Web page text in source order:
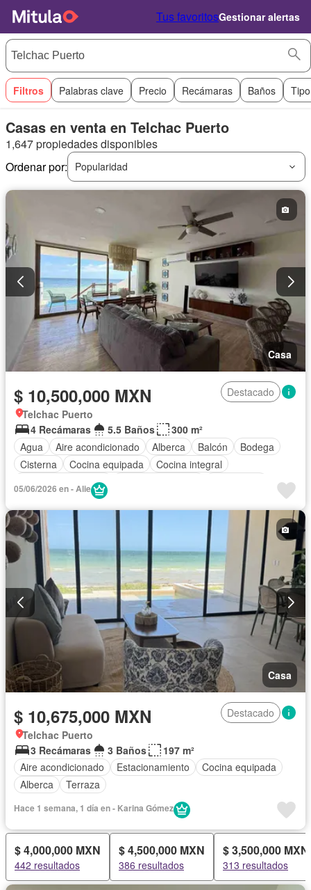
Tus favoritosGestionar alertas
Filtros Palabras clave Precio Recámaras Baños
Casas en venta en Telchac Puerto
1,647 propiedades disponibles
Ordenar por:
Popularidad
Casa
$ 10,500,000 MXN
Destacado
Telchac Puerto
4 Recámaras
5.5 Baños
300 m²
Agua
Aire acondicionado Alberca Balcón
Bodega
Cisterna
Cocina equipada
Cocina integral
Cuarto de Limpieza
Estacionamiento
Gas natural
Recámara con closet
Azotea Seguridad
Terraza
Vista panorámica
Wifi Zonas verdes Sin amueblar
05/06/2026 en - Alie
Casa
$ 10,675,000 MXN
Destacado
Telchac Puerto
3 Recámaras
3 Baños
197 m²
Aire acondicionado
Estacionamiento
Cocina equipada
Alberca
Terraza
Hace 1 semana, 1 día en - Karina Gómez
$ 4,000,000 MXN
442 resultados
$ 4,500,000 MXN
386 resultados
$ 3,500,000 MXN
313 resultados